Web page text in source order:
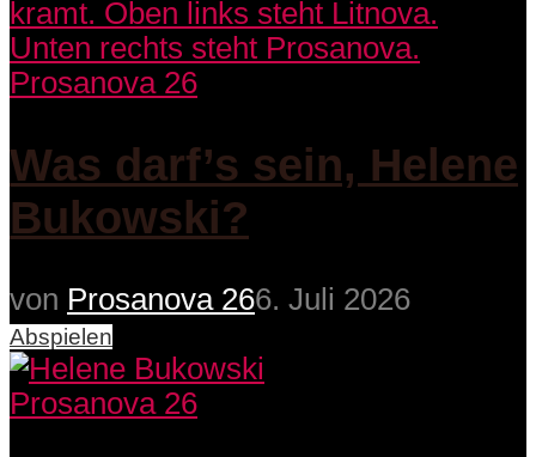
Prosanova 26
Was darf’s sein, Helene
Bukowski?
von Prosanova 266. Juli 2026
Abspielen
Prosanova 26